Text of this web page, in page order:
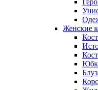
Женские